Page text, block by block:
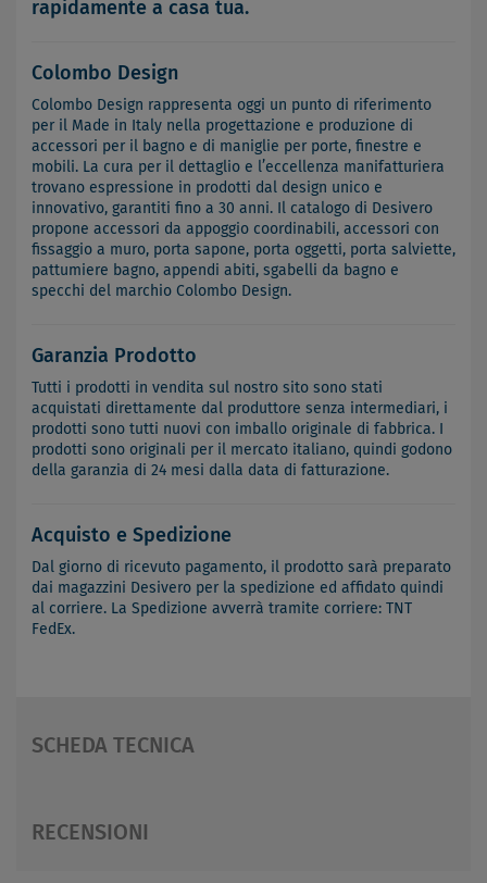
rapidamente a casa tua.
Colombo Design
Colombo Design rappresenta oggi un punto di riferimento
per il Made in Italy nella progettazione e produzione di
accessori per il bagno e di maniglie per porte, finestre e
mobili. La cura per il dettaglio e l’eccellenza manifatturiera
trovano espressione in prodotti dal design unico e
innovativo, garantiti fino a 30 anni. Il catalogo di Desivero
propone accessori da appoggio coordinabili, accessori con
fissaggio a muro, porta sapone, porta oggetti, porta salviette,
pattumiere bagno, appendi abiti, sgabelli da bagno e
specchi del marchio Colombo Design.
Garanzia Prodotto
Tutti i prodotti in vendita sul nostro sito sono stati
acquistati direttamente dal produttore senza intermediari, i
prodotti sono tutti nuovi con imballo originale di fabbrica. I
prodotti sono originali per il mercato italiano, quindi godono
della garanzia di 24 mesi dalla data di fatturazione.
Acquisto e Spedizione
Dal giorno di ricevuto pagamento, il prodotto sarà preparato
dai magazzini Desivero per la spedizione ed affidato quindi
al corriere. La Spedizione avverrà tramite corriere: TNT
FedEx.
SCHEDA TECNICA
RECENSIONI